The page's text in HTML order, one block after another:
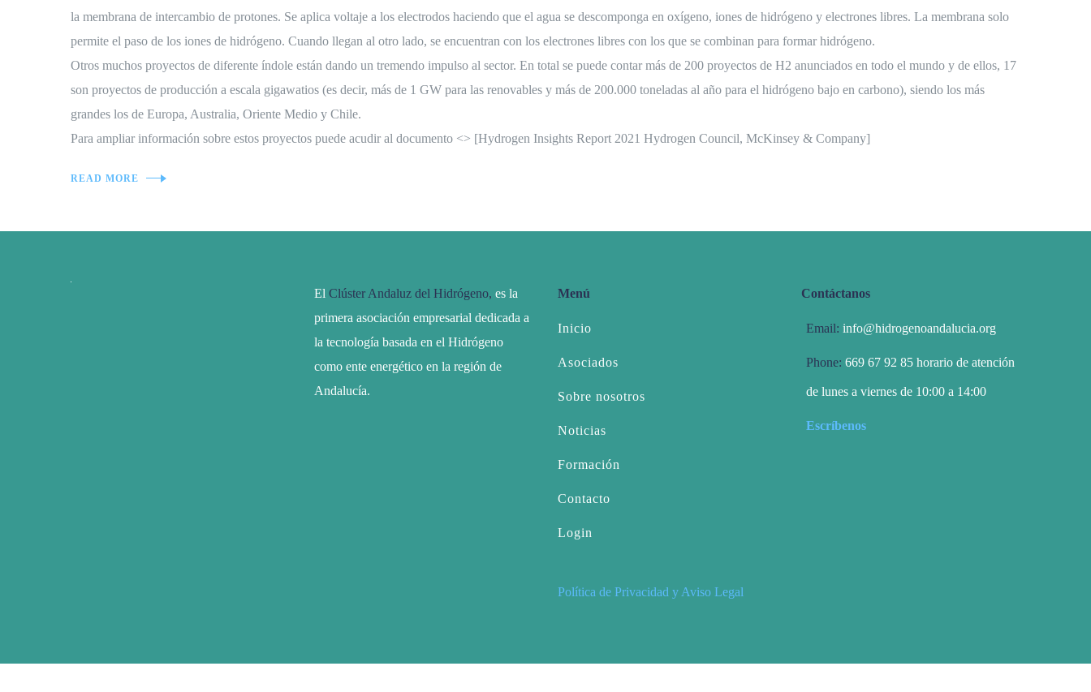
la membrana de intercambio de protones. Se aplica voltaje a los electrodos haciendo que el agua se descomponga en oxígeno, iones de hidrógeno y electrones libres. La membrana solo
permite el paso de los iones de hidrógeno. Cuando llegan al otro lado, se encuentran con los electrones libres con los que se combinan para formar hidrógeno.
Otros muchos proyectos de diferente índole están dando un tremendo impulso al sector. En total se puede contar más de 200 proyectos de H2 anunciados en todo el mundo y de ellos, 17
son proyectos de producción a escala gigawatios (es decir, más de 1 GW para las renovables y más de 200.000 toneladas al año para el hidrógeno bajo en carbono), siendo los más
grandes los de Europa, Australia, Oriente Medio y Chile.
Para ampliar información sobre estos proyectos puede acudir al documento <> [Hydrogen Insights Report 2021 Hydrogen Council, McKinsey & Company]
READ MORE
El Clúster Andaluz del Hidrógeno, es la
primera asociación empresarial dedicada a
la tecnología basada en el Hidrógeno
como ente energético en la región de
Andalucía.
Menú
Inicio
Asociados
Sobre nosotros
Noticias
Formación
Contacto
Login
Política de Privacidad y Aviso Legal
Contáctanos
Email: info@hidrogenoandalucia.org
Phone: 669 67 92 85 horario de atención
de lunes a viernes de 10:00 a 14:00
Escríbenos